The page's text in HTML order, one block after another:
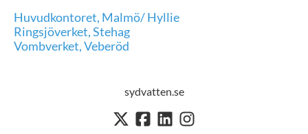
Huvudkontoret, Malmö/ Hyllie
Ringsjöverket, Stehag
Vombverket, Veberöd
sydvatten.se